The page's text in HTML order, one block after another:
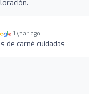
1 year ago
de carné cuidadas